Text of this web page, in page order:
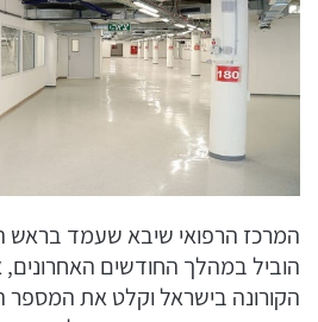
המרכז הרפואי שיבא שעמד בראש
הוביל במהלך החודשים האחרונים,
הקורונה בישראל וקלט את המספר